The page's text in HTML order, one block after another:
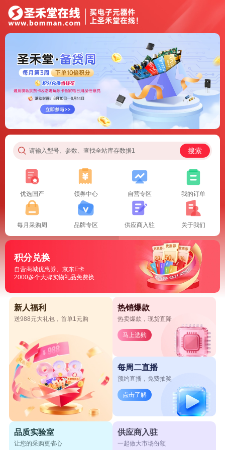
请输入型号、参数、查找全站库存数据1 搜索
优选国产 领券中心 自营专区 我的订单
每月采购周 品牌专区 供应商入驻 关于我们
积分兑换
自营商城优惠券、京东E卡
2000多个大牌实物礼品免费换
新人福利
送988元大礼包，首单1元购
热销爆款
热卖爆款，现货直降
马上选购
每周二直播
预约直播，免费抽奖
点击了解
品质实验室
让您的采购更省心
供应商入驻
一起做大市场份额